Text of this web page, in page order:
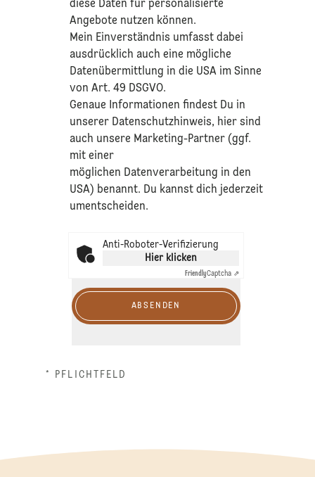
diese Daten für personalisierte
Angebote nutzen können.
Mein Einverständnis umfasst dabei
ausdrücklich auch eine mögliche
Datenübermittlung in die USA im Sinne
von Art. 49 DSGVO.​
​Genaue Informationen findest Du in
unserer Datenschutzhinweis, hier sind
auch unsere Marketing-Partner (ggf.
mit einer
möglichen Datenverarbeitung in den
USA) benannt. Du kannst dich jederzeit
umentscheiden.
Anti-Roboter-Verifizierung
Hier klicken
FriendlyCaptcha ⇗
ABSENDEN
* PFLICHTFELD